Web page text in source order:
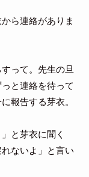
ら連絡がありま
って。先生の旦
と連絡を待って
報告する芽衣。
と芽衣に聞く
ないよ」と言い